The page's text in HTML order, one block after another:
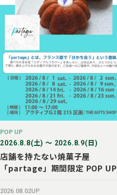
POP UP
2026.8.8(土) 〜 2026.8.9(日)
店舗を持たない焼菓子屋
「partage」期間限定 POP UP
2026.08.02UP